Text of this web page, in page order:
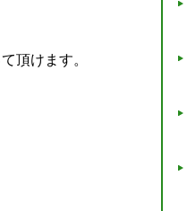
頂けます。